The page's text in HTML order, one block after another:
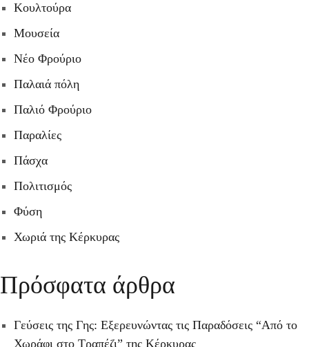
Κουλτούρα
Μουσεία
Νέο Φρούριο
Παλαιά πόλη
Παλιό Φρούριο
Παραλίες
Πάσχα
Πολιτισμός
Φύση
Χωριά της Κέρκυρας
Πρόσφατα άρθρα
Γεύσεις της Γης: Εξερευνώντας τις Παραδόσεις “Από το
Χωράφι στο Τραπέζι” της Κέρκυρας